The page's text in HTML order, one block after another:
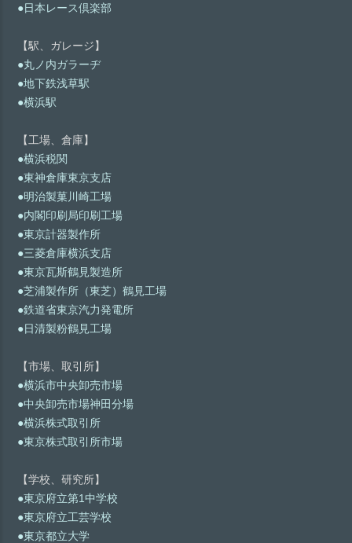
●日本レース倶楽部
【駅、ガレージ】
●丸ノ内ガラーヂ
●地下鉄浅草駅
●横浜駅
【工場、倉庫】
●横浜税関
●東神倉庫東京支店
●明治製菓川崎工場
●内閣印刷局印刷工場
●東京計器製作所
●三菱倉庫横浜支店
●東京瓦斯鶴見製造所
●芝浦製作所（東芝）鶴見工場
●鉄道省東京汽力発電所
●日清製粉鶴見工場
【市場、取引所】
●横浜市中央卸売市場
●中央卸売市場神田分場
●横浜株式取引所
●東京株式取引所市場
【学校、研究所】
●東京府立第1中学校
●東京府立工芸学校
●東京都立大学